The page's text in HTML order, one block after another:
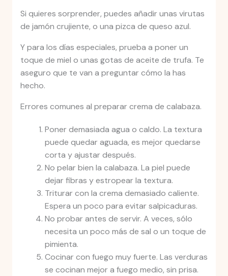
Si quieres sorprender, puedes añadir unas virutas
de jamón crujiente, o una pizca de queso azul.
Y para los días especiales, prueba a poner un
toque de miel o unas gotas de aceite de trufa. Te
aseguro que te van a preguntar cómo la has
hecho.
Errores comunes al preparar crema de calabaza.
Poner demasiada agua o caldo. La textura
puede quedar aguada, es mejor quedarse
corta y ajustar después.
No pelar bien la calabaza. La piel puede
dejar fibras y estropear la textura.
Triturar con la crema demasiado caliente.
Espera un poco para evitar salpicaduras.
No probar antes de servir. A veces, sólo
necesita un poco más de sal o un toque de
pimienta.
Cocinar con fuego muy fuerte. Las verduras
se cocinan mejor a fuego medio, sin prisa.